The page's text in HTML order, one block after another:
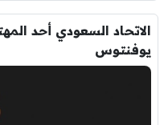
الاتحاد السعودي أحد
يوفنتوس